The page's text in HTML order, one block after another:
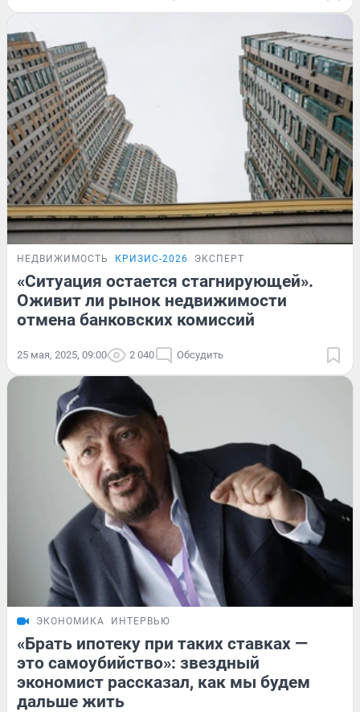
НЕДВИЖИМОСТЬ КРИЗИС-2026 ЭКСПЕРТ
«Ситуация остается стагнирующей».
Оживит ли рынок недвижимости
отмена банковских комиссий
25 мая, 2025, 09:00 2 040 Обсудить
ЭКОНОМИКА ИНТЕРВЬЮ
«Брать ипотеку при таких ставках —
это самоубийство»: звездный
экономист рассказал, как мы будем
дальше жить